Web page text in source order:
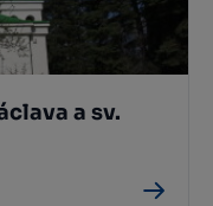
a sv.